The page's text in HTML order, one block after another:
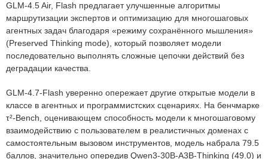
GLM-4.5 Air, Flash предлагает улучшенные алгоритмы
маршрутизации экспертов и оптимизацию для многошаговых
агентных задач благодаря «режиму сохранённого мышления»
(Preserved Thinking mode), который позволяет модели
последовательно выполнять сложные цепочки действий без
деградации качества.
GLM-4.7-Flash уверенно опережает другие открытые модели в
классе в агентных и программистских сценариях. На бенчмарке
τ²-Bench, оценивающем способность модели к многошаговому
взаимодействию с пользователем в реалистичных доменах с
самостоятельным вызовом инструментов, модель набрала 79.5
баллов, значительно опередив Qwen3-30B-A3B-Thinking (49.0) и